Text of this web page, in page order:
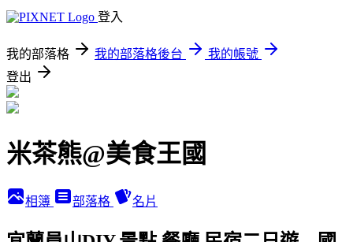
登入
我的部落格 我的部落格後台
我的帳號
登出
米茶熊@美食王國
相簿 部落格 名片